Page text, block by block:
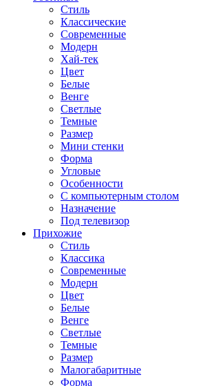
Стиль
Классические
Современные
Модерн
Хай-тек
Цвет
Белые
Венге
Светлые
Темные
Размер
Мини стенки
Форма
Угловые
Особенности
С компьютерным столом
Назначение
Под телевизор
Прихожие
Стиль
Классика
Современные
Модерн
Цвет
Белые
Венге
Светлые
Темные
Размер
Малогабаритные
Форма